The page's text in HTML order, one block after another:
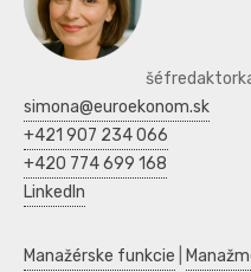
simona@euroekonom.sk
+421 907 234 066
+420 774 699 168
LinkedIn
Manažérske funkcie